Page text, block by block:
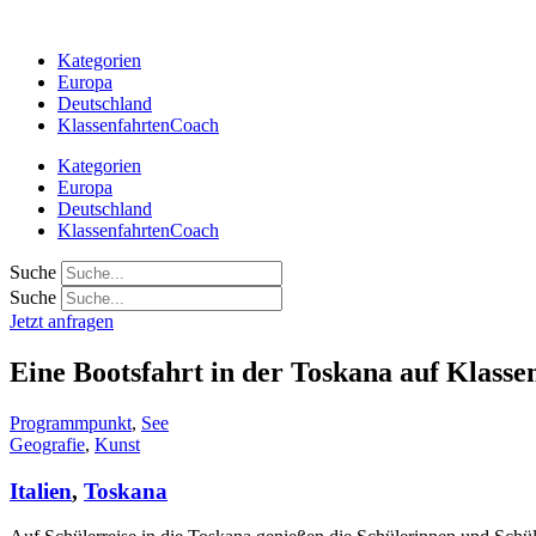
springenKategorien
Europa
Deutschland
KlassenfahrtenCoach
Kategorien
Europa
Deutschland
KlassenfahrtenCoach
Suche
Suche
Jetzt anfragen
Eine Bootsfahrt in der Toskana auf
Programmpunkt, See
Geografie, Kunst
Italien, Toskana